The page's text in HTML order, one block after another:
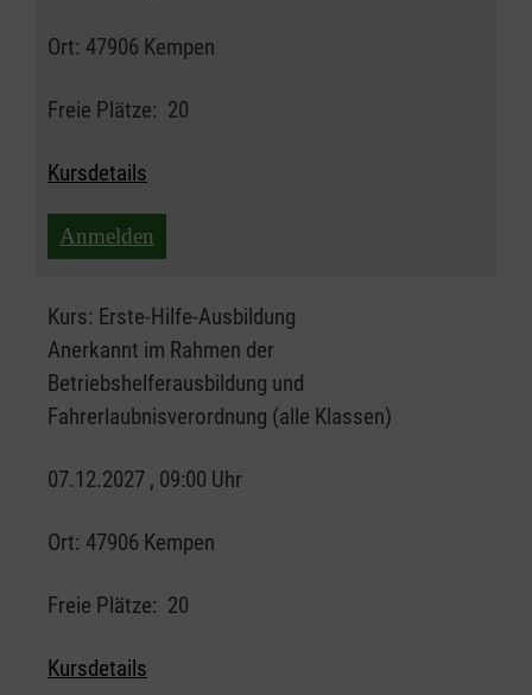
Ort: 47906 Kempen
Freie Plätze: 20
Kursdetails
Anmelden
Kurs: Erste-Hilfe-Ausbildung
Anerkannt im Rahmen der
Betriebshelferausbildung und
Fahrerlaubnisverordnung (alle Klassen)
07.12.2027 , 09:00 Uhr
Ort: 47906 Kempen
Freie Plätze: 20
Kursdetails